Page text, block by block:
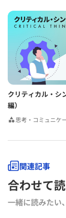
にも多数の単著、
グロービス経営大
事業革新、管理会
務める。グロー
にコラムを連載す
る。
クリティカル・シ
編）
思考・コミュニケ
関連記事
合わせて
一緒に読みたい